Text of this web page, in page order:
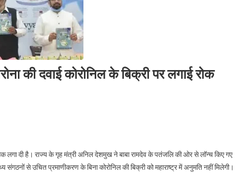
की दवाई कोरोनिल के बिक्री पर लगाई रोक
रोक लगा दी है। राज्य के गृह मंत्री अनिल देशमुख ने बाबा रामदेव के पतंजलि की ओर से लॉन्च किए गए
से उचित प्रमाणीकरण के बिना कोरोनिल की बिक्री को महाराष्ट्र में अनुमति नहीं मिलेगी।